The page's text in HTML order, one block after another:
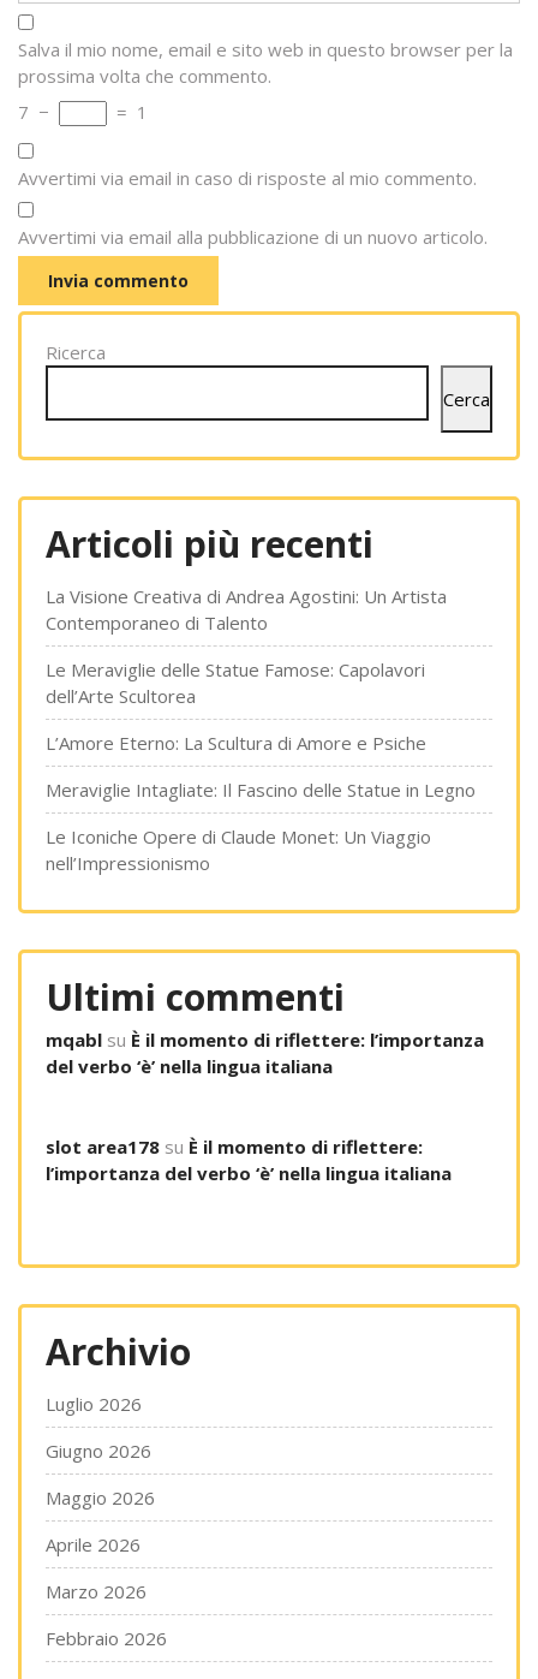
Salva il mio nome, email e sito web in questo browser per la
prossima volta che commento.
7 − = 1
Avvertimi via email in caso di risposte al mio commento.
Avvertimi via email alla pubblicazione di un nuovo articolo.
Ricerca
Cerca
Articoli più recenti
La Visione Creativa di Andrea Agostini: Un Artista
Contemporaneo di Talento
Le Meraviglie delle Statue Famose: Capolavori
dell’Arte Scultorea
L’Amore Eterno: La Scultura di Amore e Psiche
Meraviglie Intagliate: Il Fascino delle Statue in Legno
Le Iconiche Opere di Claude Monet: Un Viaggio
nell’Impressionismo
Ultimi commenti
mqabl su È il momento di riflettere: l’importanza
del verbo ‘è’ nella lingua italiana
slot area178 su È il momento di riflettere:
l’importanza del verbo ‘è’ nella lingua italiana
Archivio
Luglio 2026
Giugno 2026
Maggio 2026
Aprile 2026
Marzo 2026
Febbraio 2026